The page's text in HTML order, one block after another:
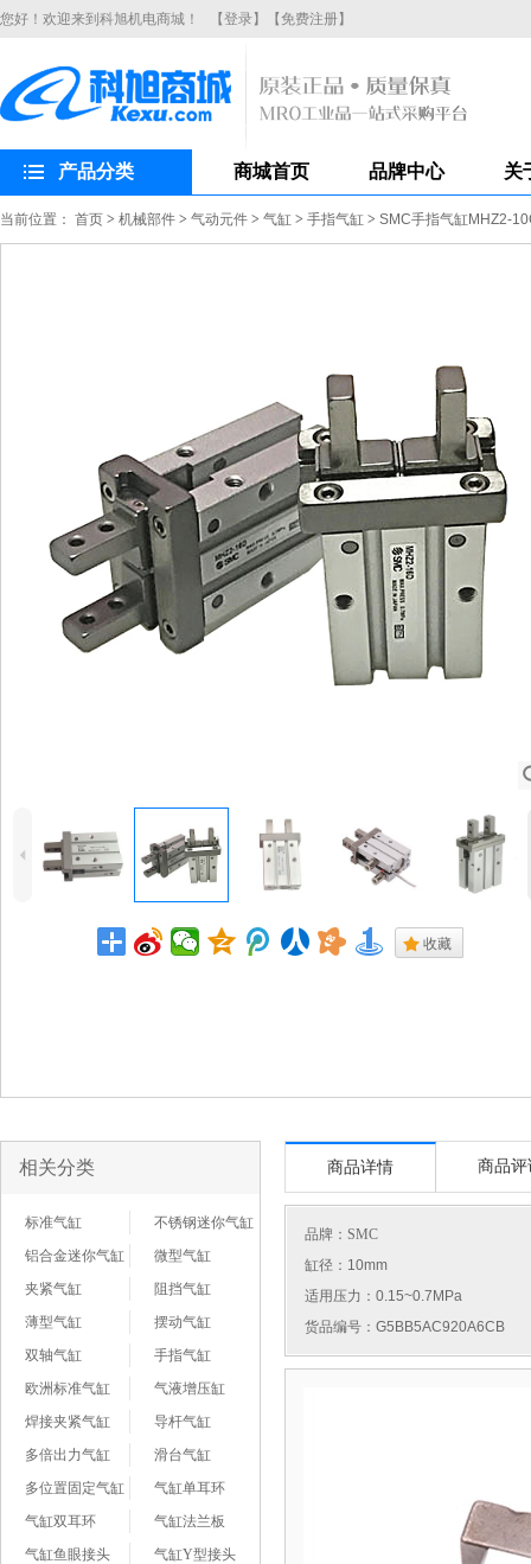
您好！欢迎来到科旭机电商城！ 【登录】 【免费注册】
产品分类 商城首页 品牌中心 关
当前位置： 首页 > 机械部件 > 气动元件 > 气缸 > 手指气缸 > SMC手指气缸MHZ2-
4
. 收藏
相关分类
标准气缸
不锈钢迷你气缸
铝合金迷你气缸
微型气缸
夹紧气缸
阻挡气缸
薄型气缸
摆动气缸
双轴气缸
手指气缸
欧洲标准气缸
气液增压缸
焊接夹紧气缸
导杆气缸
多倍出力气缸
滑台气缸
多位置固定气缸
气缸单耳环
气缸双耳环
气缸法兰板
气缸鱼眼接头
气缸Y型接头
商品详情 商品评
品牌： SMC
缸径：10mm
适用压力：0.15~0.7MPa
货品编号：G5BB5AC920A6CB